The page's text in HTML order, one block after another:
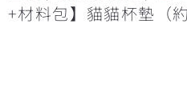
+材料包】貓貓杯墊（